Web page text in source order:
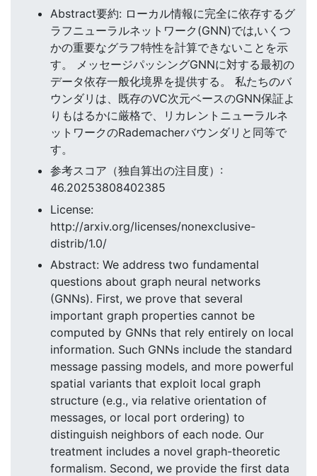
Abstract要約: ローカル情報に完全に依存するグ
ラフニューラルネットワーク(GNN)では,いくつ
かの重要なグラフ特性を計算できないことを示
す。 メッセージパッシングGNNに対する最初の
データ依存一般化境界を提供する。 私たちのバ
ウンダリは、既存のVC次元ベースのGNN保証よ
りもはるかに厳格で、リカレントニューラルネ
ットワークのRademacherバウンダリと同等で
す。
参考スコア（独自算出の注目度）:
46.20253808402385
License:
http://arxiv.org/licenses/nonexclusive-
distrib/1.0/
Abstract: We address two fundamental
questions about graph neural networks
(GNNs). First, we prove that several
important graph properties cannot be
computed by GNNs that rely entirely on local
information. Such GNNs include the standard
message passing models, and more powerful
spatial variants that exploit local graph
structure (e.g., via relative orientation of
messages, or local port ordering) to
distinguish neighbors of each node. Our
treatment includes a novel graph-theoretic
formalism. Second, we provide the first data